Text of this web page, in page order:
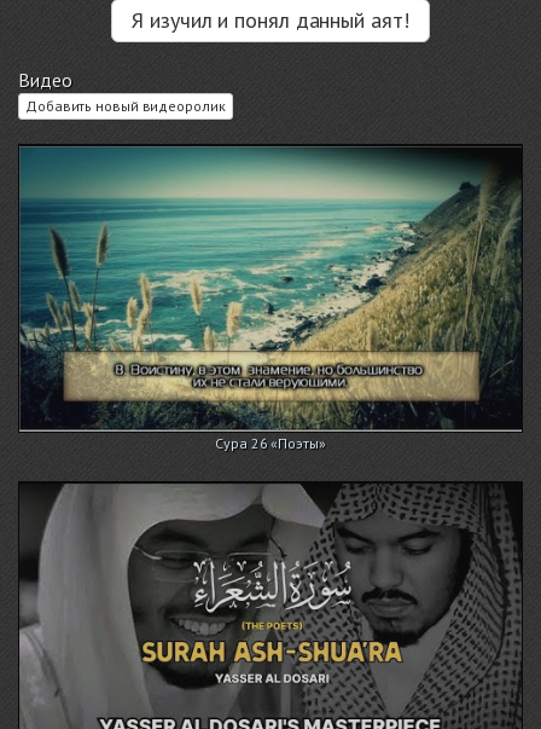
Я изучил и понял данный аят!
Видео
Добавить новый видеоролик
Сура 26 «Поэты»